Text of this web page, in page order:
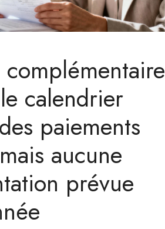
complémentaire
calendrier
paiements
aucune
prévue